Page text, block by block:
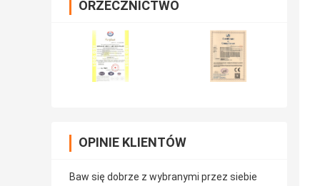
ORZECZNICTWO
OPINIE KLIENTÓW
Baw się dobrze z wybranymi przez siebie